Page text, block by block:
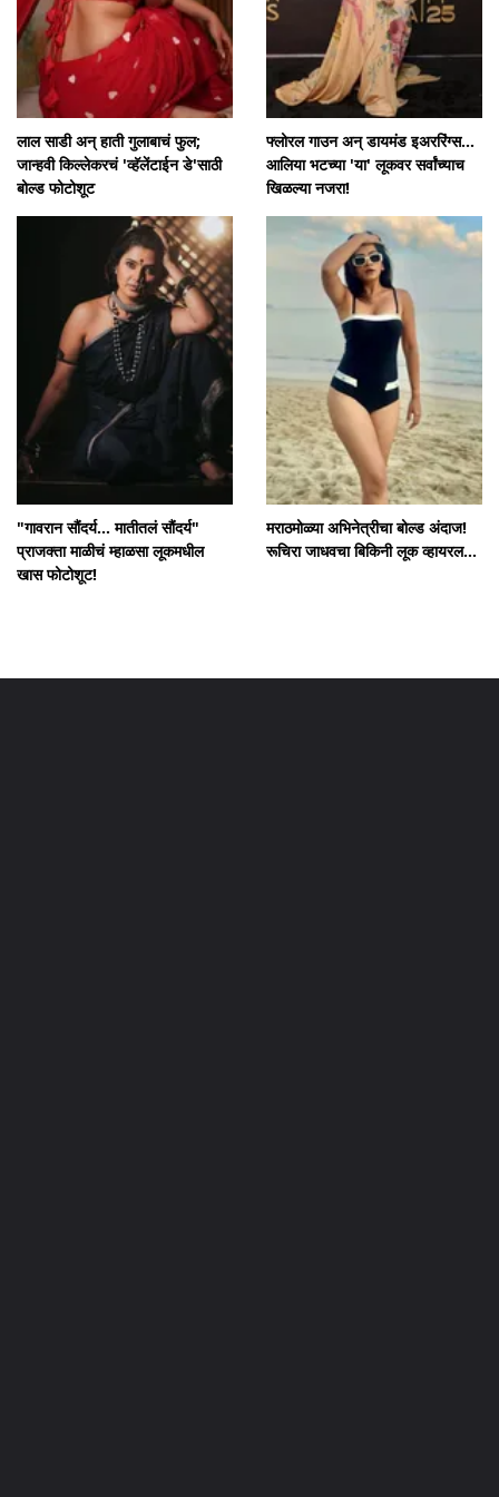
लाल साडी अन् हाती गुलाबाचं फुल;
जान्हवी किल्लेकरचं 'व्हॅलेंटाईन डे'साठी
बोल्ड फोटोशूट
फ्लोरल गाउन अन् डायमंड इअररिंग्स...
आलिया भटच्या 'या' लूकवर सर्वांच्याच
खिळल्या नजरा!
"गावरान सौंदर्य... मातीतलं सौंदर्य"
प्राजक्ता माळीचं म्हाळसा लूकमधील
खास फोटोशूट!
मराठमोळ्या अभिनेत्रीचा बोल्ड अंदाज!
रूचिरा जाधवचा बिकिनी लूक व्हायरल...